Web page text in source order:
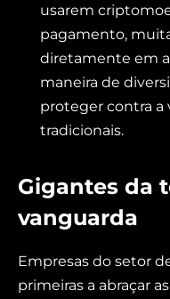
usarem
pagamento,
diretamente em
maneira de
proteger contra a
tradicionais.
Gigantes da
vanguarda
Empresas do setor
primeiras a abraçar